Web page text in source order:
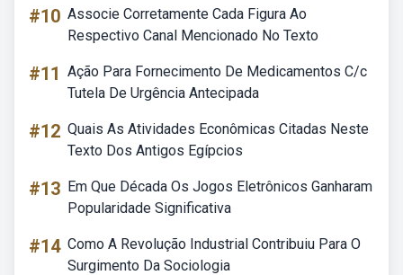
#10 Associe Corretamente Cada Figura Ao
Respectivo Canal Mencionado No Texto
#11 Ação Para Fornecimento De Medicamentos C/c
Tutela De Urgência Antecipada
#12 Quais As Atividades Econômicas Citadas Neste
Texto Dos Antigos Egípcios
#13 Em Que Década Os Jogos Eletrônicos Ganharam
Popularidade Significativa
#14 Como A Revolução Industrial Contribuiu Para O
Surgimento Da Sociologia